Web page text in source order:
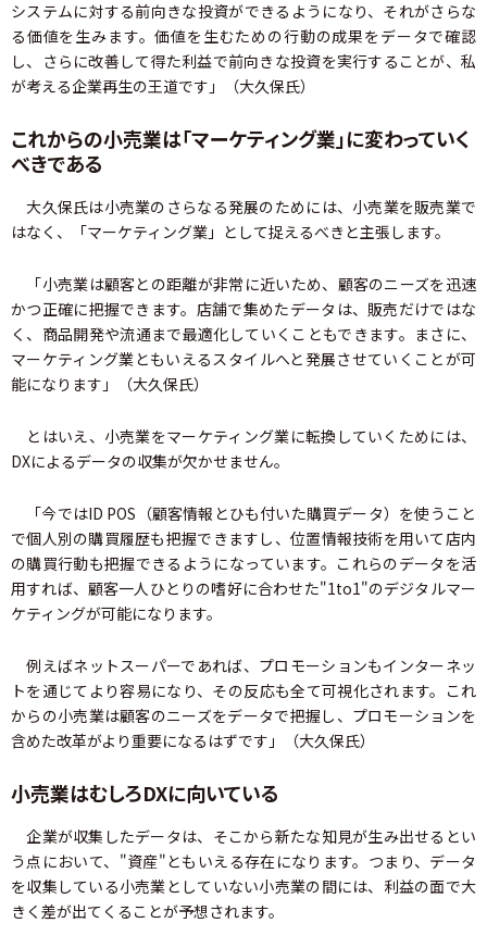
システムに対する前向きな投資ができるようになり、それがさらな
る価値を生みます。価値を生むための行動の成果をデータで確認
し、さらに改善して得た利益で前向きな投資を実行することが、私
が考える企業再生の王道です」（大久保氏）
これからの小売業は「マーケティング業」に変わっていく
べきである
大久保氏は小売業のさらなる発展のためには、小売業を販売業で
はなく、「マーケティング業」として捉えるべきと主張します。
「小売業は顧客との距離が非常に近いため、顧客のニーズを迅速
かつ正確に把握できます。店舗で集めたデータは、販売だけではな
く、商品開発や流通まで最適化していくこともできます。まさに、
マーケティング業ともいえるスタイルへと発展させていくことが可
能になります」（大久保氏）
とはいえ、小売業をマーケティング業に転換していくためには、
DXによるデータの収集が欠かせません。
「今ではID POS（顧客情報とひも付いた購買データ）を使うこと
で個人別の購買履歴も把握できますし、位置情報技術を用いて店内
の購買行動も把握できるようになっています。これらのデータを活
用すれば、顧客一人ひとりの嗜好に合わせた"1to1"のデジタルマー
ケティングが可能になります。
例えばネットスーパーであれば、プロモーションもインターネッ
トを通じてより容易になり、その反応も全て可視化されます。これ
からの小売業は顧客のニーズをデータで把握し、プロモーションを
含めた改革がより重要になるはずです」（大久保氏）
小売業はむしろDXに向いている
企業が収集したデータは、そこから新たな知見が生み出せるとい
う点において、"資産"ともいえる存在になります。つまり、データ
を収集している小売業としていない小売業の間には、利益の面で大
きく差が出てくることが予想されます。